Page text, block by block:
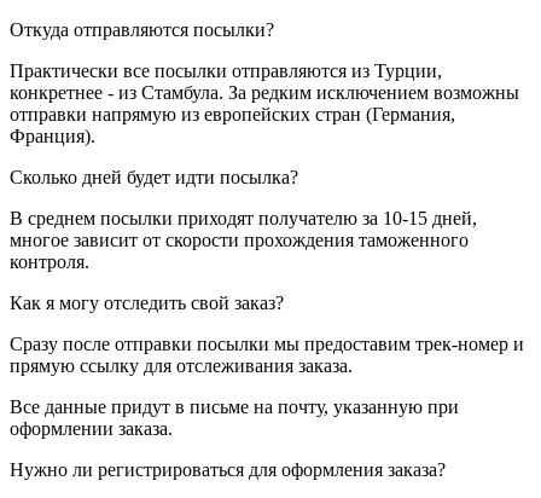
Откуда отправляются посылки?
Практически все посылки отправляются из Турции,
конкретнее - из Стамбула. За редким исключением возможны
отправки напрямую из европейских стран (Германия,
Франция).
Сколько дней будет идти посылка?
В среднем посылки приходят получателю за 10-15 дней,
многое зависит от скорости прохождения таможенного
контроля.
Как я могу отследить свой заказ?
Сразу после отправки посылки мы предоставим трек-номер и
прямую ссылку для отслеживания заказа.
Все данные придут в письме на почту, указанную при
оформлении заказа.
Нужно ли регистрироваться для оформления заказа?